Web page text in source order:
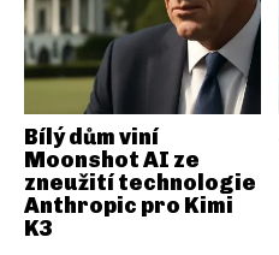
Bílý dům viní
Moonshot AI ze
zneužití technologie
Anthropic pro Kimi
K3